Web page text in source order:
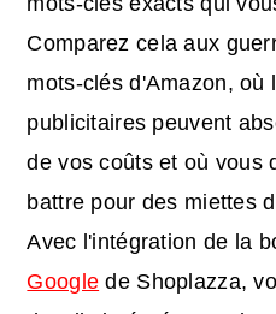
Comparez cela aux
mots-clés d'Amazon, où
publicitaires peuvent
de vos coûts et où vous
battre pour des miettes
Avec l'intégration de la
Google de Shoplazza,